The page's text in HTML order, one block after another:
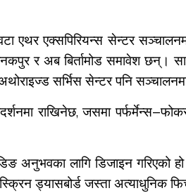
एथर एक्सपिरियन्स सेन्टर
र अब बिर्तामोड समावेश छन्।
सर्भिस सेन्टर पनि
राखिनेछ, जसमा
अनुभवका लागि डिजाइन गरिएको
ड्यासबोर्ड जस्ता अत्याधुनिक